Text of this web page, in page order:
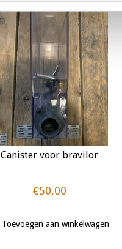
Canister voor bravilor
€50,00
Toevoegen aan winkelwagen